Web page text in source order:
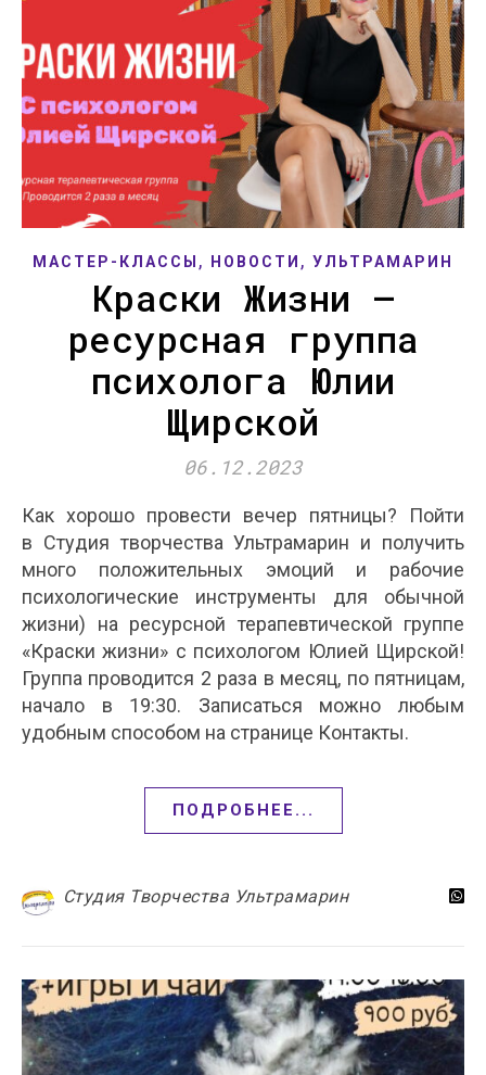
МАСТЕР-КЛАССЫ , НОВОСТИ , УЛЬТРАМАРИН
Краски Жизни —
ресурсная группа
психолога Юлии
Щирской
06.12.2023
Как хорошо провести вечер пятницы? Пойти
в Студия творчества Ультрамарин и получить
много положительных эмоций и рабочие
психологические инструменты для обычной
жизни) на ресурсной терапевтической группе
«Краски жизни» с психологом Юлией Щирской!
Группа проводится 2 раза в месяц, по пятницам,
начало в 19:30. Записаться можно любым
удобным способом на странице Контакты.
ПОДРОБНЕЕ...
Студия Творчества Ультрамарин